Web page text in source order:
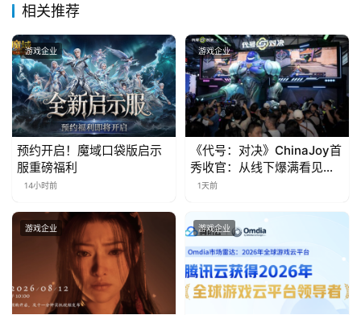
茶
奖
7
月
3
0
日
茶
对
相关推荐
游戏企业
预约开启！魔域口袋版启示
服重磅福利
14小时前
游戏企业
《代号：对决》ChinaJoy首
秀收官：从线下爆满看见玩
家的真实期待
1天前
游戏企业 游戏企业